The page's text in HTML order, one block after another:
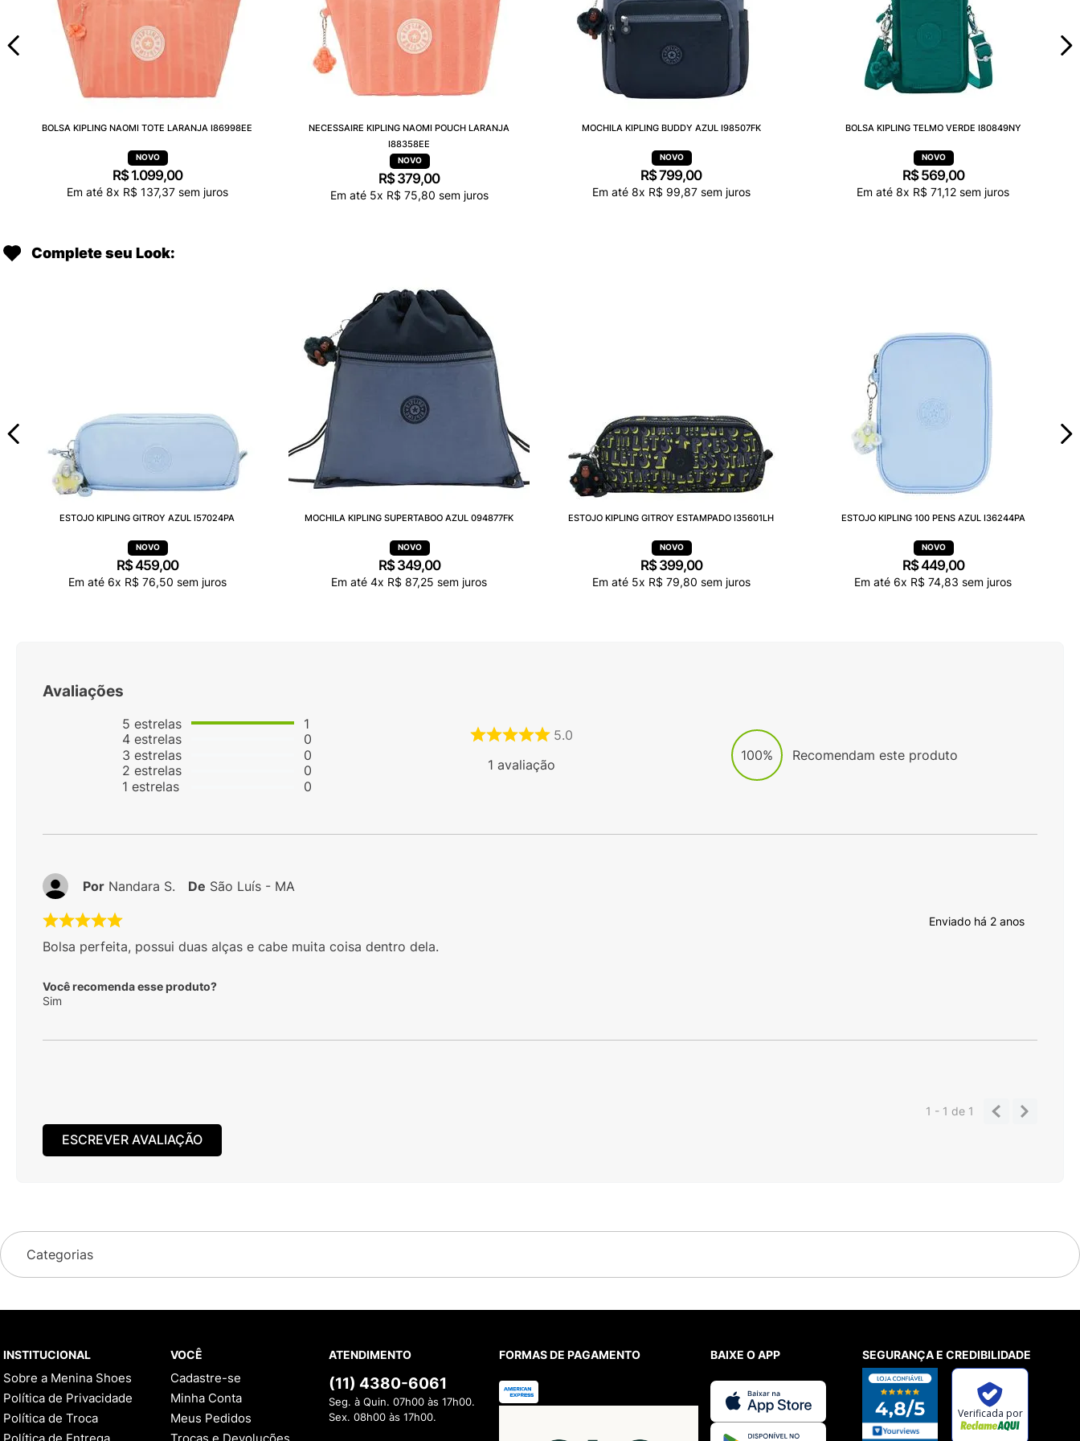
BOLSA KIPLING NAOMI TOTE LARANJA I86998EE
R$ 1.099,00
Em até 8x R$ 137,37sem juros
NECESSAIRE KIPLING NAOMI POUCH LARANJA
I88358EE
R$ 379,00
Em até 5x R$ 75,80 sem juros
MOCHILA KIPLING BUDDY AZUL I98507FK
R$799,00
Em até 8x R$ 99,87sem juros
BOLSA KIPLING TELMO VERDE I80849NY
R$ 569,00
Em até 8x R$ 71,12 sem juros
Complete seu Look:
ESTOJO KIPLING GITROY AZUL I57024PA
R$459,00
Em até 6x R$ 76,50 sem juros
MOCHILA KIPLING SUPERTABOO AZUL 094877FK
R$ 349,00
Em até 4x R$ 87,25 sem juros
ESTOJO KIPLING GITROY ESTAMPADO I35601LH
R$ 399,00
Em até 5x R$ 79,80 sem juros
ESTOJO KIPLING 100 PENS AZUL I36244PA
R$449,00
Em até 6x R$ 74,83 sem juros
Avaliações
5 estrelas
4estrelas
3 estrelas
2 estrelas
1 estrelas
1
0
0
0
0
5.0
1 avaliação
100% Recomendam este produto
Enviado há 2 anos
Bolsa perfeita, possui duas alças e cabe muita coisa dentro dela.
Você recomenda esse produto?
Sim
Por Nandara S. De São Luís - MA
1 - 1de 1
ESCREVER AVALIAÇÃO
Categorias
INSTITUCIONAL
Sobre a Menina Shoes
Política de Privacidade
Política de Troca
VOCÊ
Cadastre-se
Minha Conta
Meus Pedidos
ATENDIMENTO
(11) 4380-6061
Seg. à Quin. 07h00 às 17h00.
Sex. 08h00 às 17h00.
FORMAS DE PAGAMENTO BAIXE O APP SEGURANÇA E CREDIBILIDADE